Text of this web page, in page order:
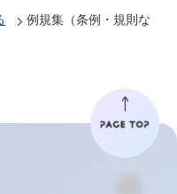
例規集（条例・規則な